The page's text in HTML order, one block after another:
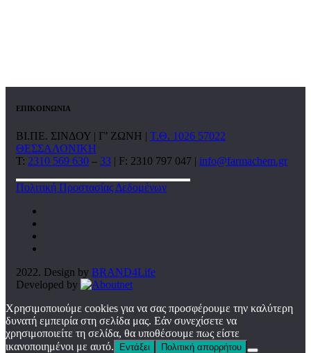
ΕΠΙΚΟΙΝΩΝΙΑ
ΒΙ.ΠΕ. ΣΙΝΔΟΥ | Γ’ ΖΩΝΗ | Τ.Θ. 1026 57022
ΘΕΣΣΑΛΟΝΙΚΗ
T: 2310 569 630 – 33 | F: 2310 797 047 | info@farmachem.gr
Πολιτική Προστασίας Δεδομένων
2022. Design by BRAND4Life
Developed by
Χρησιμοποιούμε cookies για να σας προσφέρουμε την καλύτερη
δυνατή εμπειρία στη σελίδα μας. Εάν συνεχίσετε να
χρησιμοποιείτε τη σελίδα, θα υποθέσουμε πως είστε
ικανοποιημένοι με αυτό.
Εντάξει Πολιτική απορρήτου